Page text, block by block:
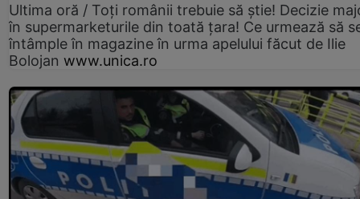
Ultima oră / Toți românii trebuie să știe! Decizie
în supermarketurile din toată țara! Ce urmează să
întâmple în magazine în urma apelului făcut de Ilie
Bolojan www.unica.ro